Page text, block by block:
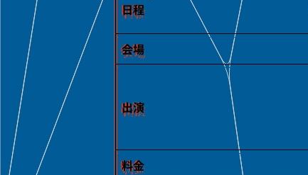
日程
会場
出演
料金